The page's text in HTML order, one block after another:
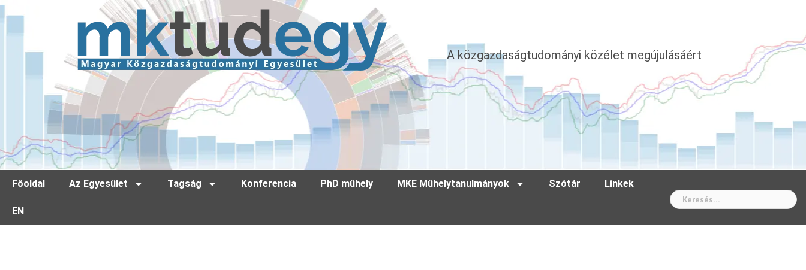
A közgazdaságtudományi közélet megújulásáért
Főoldal Az Egyesület Tagság Konferencia PhD műhely MKE Műhelytanulmányok Szótár Linkek
EN